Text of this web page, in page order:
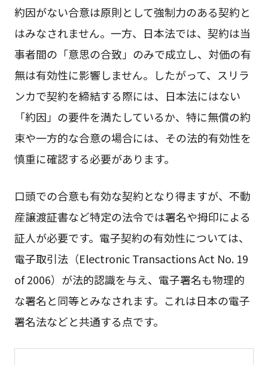
約因がない合意は原則として強制力のある契約と
はみなされません。一方、日本法では、契約は当
事者間の「意思の合致」のみで成立し、対価の有
無は有効性に影響しません。したがって、スリラ
ンカで契約を締結する際には、日本法にはない
「約因」の要件を満たしているか、特に無償の約
束や一方的な合意の場合には、その法的有効性を
慎重に確認する必要があります。
口頭での合意も有効な契約となり得ますが、不動
産譲渡証書など特定の法令では署名や拇印による
証人が必要です。電子契約の有効性については、
電子取引法（Electronic Transactions Act No. 19
of 2006）が法的認識を与え、電子署名も物理的
な署名と同等とみなされます。これは日本の電子
署名法などと共通する点です。